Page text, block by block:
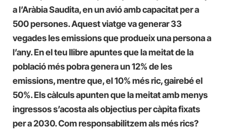
a l’Aràbia Saudita, en un avió amb capacitat per a
500 persones. Aquest viatge va generar 33
vegades les emissions que produeix una persona a
l’any. En el teu llibre apuntes que la meitat de la
població més pobra genera un 12% de les
emissions, mentre que, el 10% més ric, gairebé el
50%. Els càlculs apunten que la meitat amb menys
ingressos s’acosta als objectius per càpita fixats
per a 2030. Com responsabilitzem als més rics?